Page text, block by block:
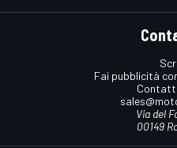
Fai pubblicità
Via del
00149